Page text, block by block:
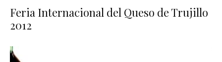
Feria Internacional del Queso de Trujillo
2012